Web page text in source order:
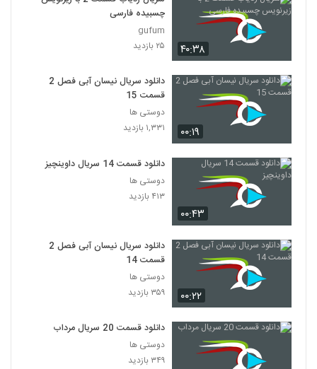
۴۰:۳۸
چسبیده فارسی
gufum
۲۵ بازدید
۰۰:۱۹
دانلود سریال نیسان آبی فصل 2
قسمت 15
دوستی ها
۱,۳۳۱ بازدید
۰۰:۴۳
دانلود قسمت 14 سریال داوینچیز
دوستی ها
۴۱۳ بازدید
۰۰:۲۲
دانلود سریال نیسان آبی فصل 2
قسمت 14
دوستی ها
۳۵۹ بازدید
دانلود قسمت 20 سریال مرداب
دوستی ها
۳۴۹ بازدید